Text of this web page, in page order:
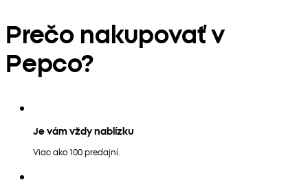
Prečo nakupovať v
Pepco?
Je vám vždy nablízku
Viac ako 100 predajní.